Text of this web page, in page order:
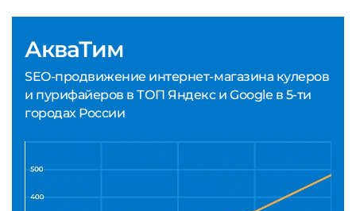
АкваТим
SEO-продвижение интернет-магазина кулеров
и пурифайеров в ТОП Яндекс и Google в 5-ти
городах России